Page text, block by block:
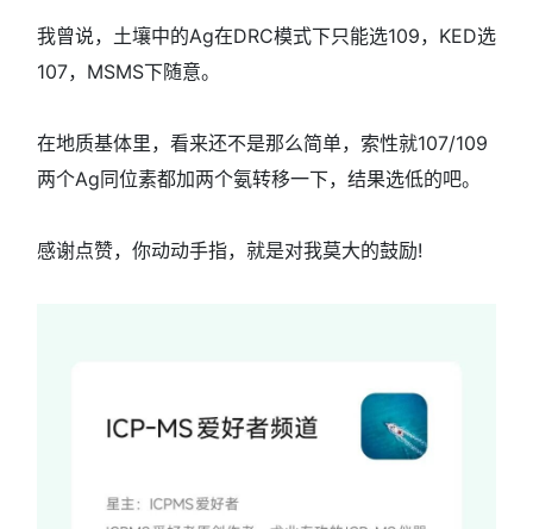
我曾说，土壤中的Ag在DRC模式下只能选109，KED选
107，MSMS下随意。
在地质基体里，看来还不是那么简单，索性就107/109
两个Ag同位素都加两个氨转移一下，结果选低的吧。
感谢点赞，你动动手指，就是对我莫大的鼓励!